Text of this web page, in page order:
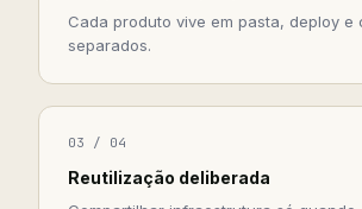
Cada produto vive em pasta, deploy e
separados.
03 / 04
Reutilização deliberada